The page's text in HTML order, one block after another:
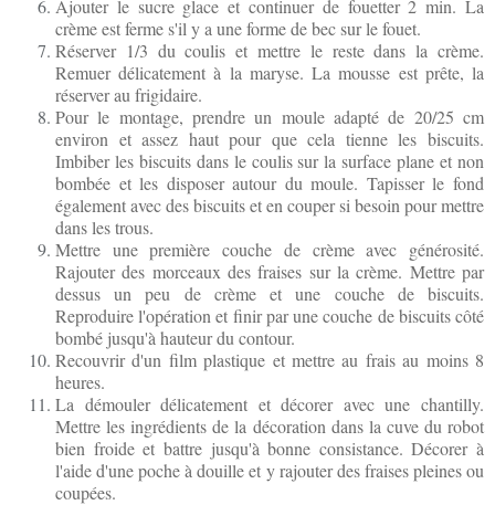
Ajouter le sucre glace et continuer de fouetter 2 min. La
crème est ferme s'il y a une forme de bec sur le fouet.
Réserver 1/3 du coulis et mettre le reste dans la crème.
Remuer délicatement à la maryse. La mousse est prête, la
réserver au frigidaire.
Pour le montage, prendre un moule adapté de 20/25 cm
environ et assez haut pour que cela tienne les biscuits.
Imbiber les biscuits dans le coulis sur la surface plane et non
bombée et les disposer autour du moule. Tapisser le fond
également avec des biscuits et en couper si besoin pour mettre
dans les trous.
Mettre une première couche de crème avec générosité.
Rajouter des morceaux des fraises sur la crème. Mettre par
dessus un peu de crème et une couche de biscuits.
Reproduire l'opération et finir par une couche de biscuits côté
bombé jusqu'à hauteur du contour.
Recouvrir d'un film plastique et mettre au frais au moins 8
heures.
La démouler délicatement et décorer avec une chantilly.
Mettre les ingrédients de la décoration dans la cuve du robot
bien froide et battre jusqu'à bonne consistance. Décorer à
l'aide d'une poche à douille et y rajouter des fraises pleines ou
coupées.